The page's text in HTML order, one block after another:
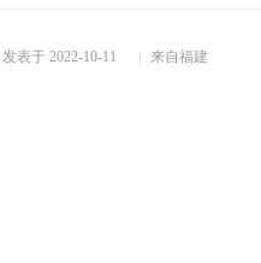
发表于 2022-10-11 来自福建